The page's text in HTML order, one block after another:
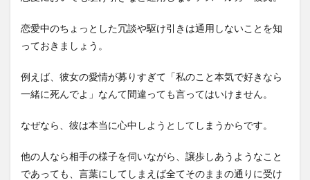
恋愛中のちょっとした冗談や駆け引きは通用しないことを知
っておきましょう。
例えば、彼女の愛情が募りすぎて「私のこと本気で好きなら
一緒に死んでよ」なんて間違っても言ってはいけません。
なぜなら、彼は本当に心中しようとしてしまうからです。
他の人なら相手の様子を伺いながら、譲歩しあうようなこと
であっても、言葉にしてしまえば全てそのままの通りに受け